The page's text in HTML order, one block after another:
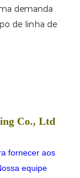
demanda
de linha de
Co., Ltd
fornecer aos
equipe